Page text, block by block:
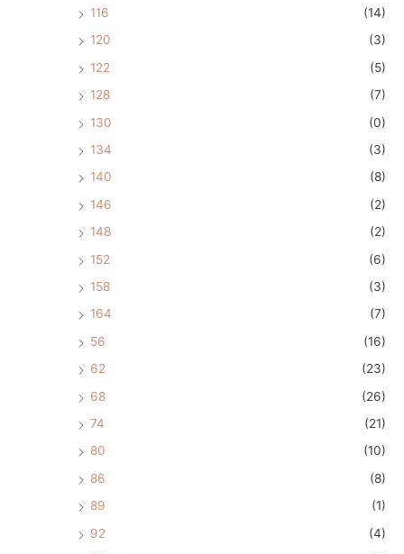
116
(14)
120
(3)
122
(5)
128
(7)
130
(0)
134
(3)
140
(8)
146
(2)
148
(2)
152
(6)
158
(3)
164
(7)
56
(16)
62
(23)
68
(26)
74
(21)
80
(10)
86
(8)
89
(1)
92
(4)